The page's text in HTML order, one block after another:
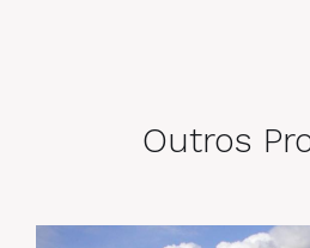
Outros